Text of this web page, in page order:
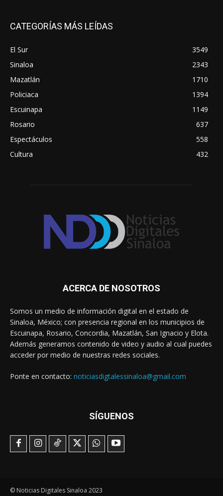
CATEGORÍAS MÁS LEÍDAS
El Sur
3549
Sinaloa
2343
Mazatlán
1710
Policiaca
1394
Escuinapa
1149
Rosario
637
Espectáculos
558
Cultura
432
ACERCA DE NOSOTROS
Somos un medio de información digital en el estado de
Sinaloa, México; con presencia regional en los municipios de
Escuinapa, Rosario, Concordia, Mazatlán, San Ignacio y Elota.
Además generamos contenido de video y audio al cual puedes
acceder por medio de nuestras redes sociales.
Ponte en contacto: noticiasdigtalessinaloa@gmail.com
SÍGUENOS
© Noticias Digitales Sinaloa 2023